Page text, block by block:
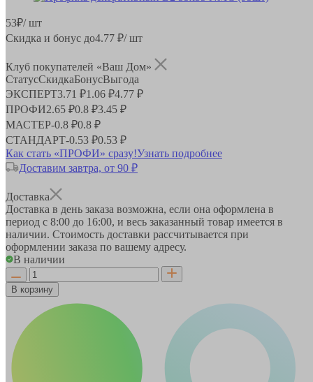
53₽/ шт
Скидка и бонус до4.77 ₽/ шт
Клуб покупателей «Ваш Дом»
СтатусСкидкаБонусВыгода
ЭКСПЕРТ3.71 ₽1.06 ₽4.77 ₽
ПРОФИ2.65 ₽0.8 ₽3.45 ₽
МАСТЕР-0.8 ₽0.8 ₽
СТАНДАРТ-0.53 ₽0.53 ₽
Как стать «ПРОФИ» сразу!Узнать подробнее
Доставим завтра, от 90 ₽
Доставка
Доставка в день заказа возможна, если она оформлена в
период с 8:00 до 16:00, и весь заказанный товар имеется в
наличии. Стоимость доставки рассчитывается при
оформлении заказа по вашему адресу.
В наличии
В корзину